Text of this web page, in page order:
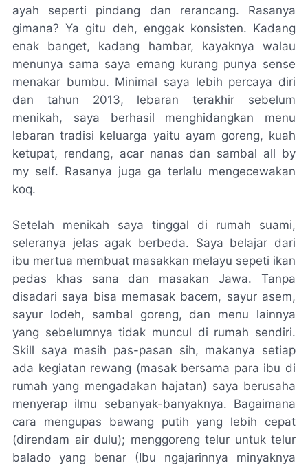
ayah seperti pindang dan rerancang. Rasanya
gimana? Ya gitu deh, enggak konsisten. Kadang
enak banget, kadang hambar, kayaknya walau
menunya sama saya emang kurang punya sense
menakar bumbu. Minimal saya lebih percaya diri
dan tahun 2013, lebaran terakhir sebelum
menikah, saya berhasil menghidangkan menu
lebaran tradisi keluarga yaitu ayam goreng, kuah
ketupat, rendang, acar nanas dan sambal all by
my self. Rasanya juga ga terlalu mengecewakan
koq.
Setelah menikah saya tinggal di rumah suami,
seleranya jelas agak berbeda. Saya belajar dari
ibu mertua membuat masakkan melayu sepeti ikan
pedas khas sana dan masakan Jawa. Tanpa
disadari saya bisa memasak bacem, sayur asem,
sayur lodeh, sambal goreng, dan menu lainnya
yang sebelumnya tidak muncul di rumah sendiri.
Skill saya masih pas-pasan sih, makanya setiap
ada kegiatan rewang (masak bersama para ibu di
rumah yang mengadakan hajatan) saya berusaha
menyerap ilmu sebanyak-banyaknya. Bagaimana
cara mengupas bawang putih yang lebih cepat
(direndam air dulu); menggoreng telur untuk telur
balado yang benar (Ibu ngajarinnya minyaknya